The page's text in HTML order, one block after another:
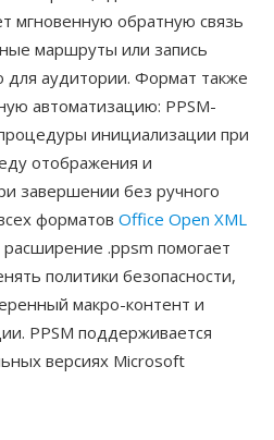
мгновенную обратную связь
маршруты или запись
аудитории. Формат также
автоматизацию: PPSM-
инициализации при
отображения и
завершении без ручного
форматов Office Open XML
.ppsm помогает
политики безопасности,
макро-контент и
PPSM поддерживается
версиях Microsoft